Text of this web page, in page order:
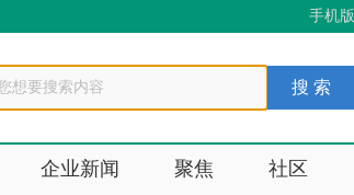
手机版
企业新闻 聚焦 社区